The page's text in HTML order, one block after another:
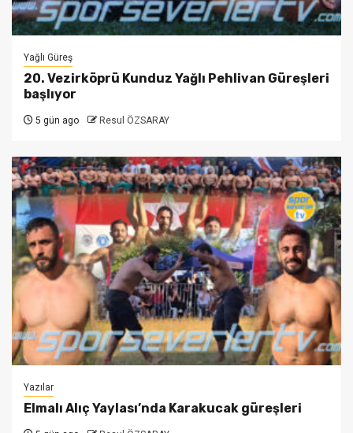
Yağlı Güreş
20. Vezirköprü Kunduz Yağlı Pehlivan Güreşleri
başlıyor
5 gün ago Resul ÖZSARAY
Yazılar
Elmalı Alıç Yaylası’nda Karakucak güreşleri